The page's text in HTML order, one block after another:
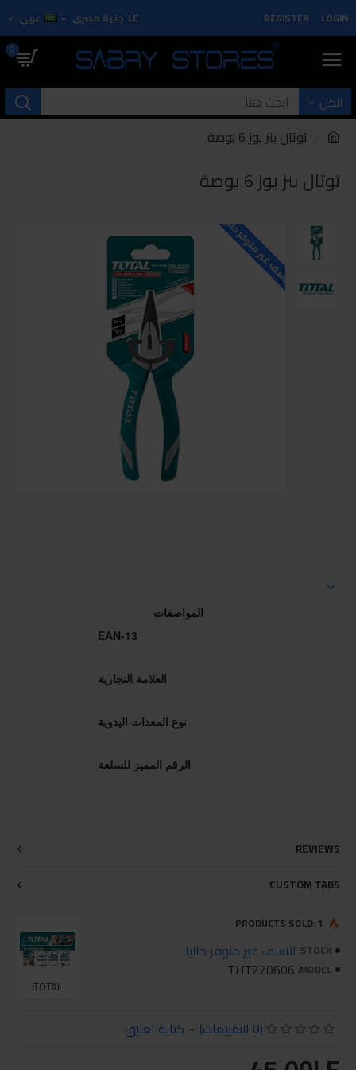
LOGIN
REGISTER
LE جنية مصري عربي
0
الكل
توتال بنز بوز 6 بوصة
توتال بنز بوز 6 بوصة
للاسف غير متوفر حاليا
المواصفات
EAN-13
العلامة التجارية
نوع المعدات اليدوية
الرقم المميز للسلعة
REVIEWS
CUSTOM TABS
STOCK: للاسف غير متوفر حاليا
MODEL:
THT220606
TOTAL
PRODUCTS SOLD: 1
(0 التقييمات) - كتابة تعليق